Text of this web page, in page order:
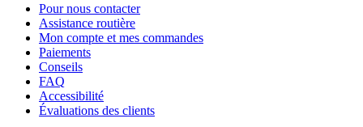
Pour nous contacter
Assistance routière
Mon compte et mes commandes
Paiements
Conseils
FAQ
Accessibilité
Évaluations des clients